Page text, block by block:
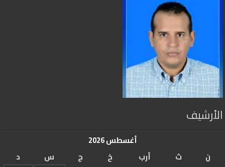
الأرشيف
أغسطس 2026
ن
ث أرب خ ج س
د